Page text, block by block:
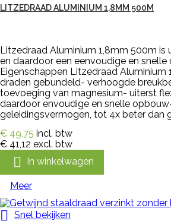
LITZEDRAAD ALUMINIUM 1,8MM 500M
Litzedraad Aluminium 1,8mm 500m is
en daardoor een eenvoudige en snelle
Eigenschappen Litzedraad Aluminium
draden gebundeld- verhoogde
toevoeging van magnesium- uiterst
daardoor envoudige en snelle
geleidingsvermogen, tot 4x beter dan
€ 49,75 incl. btw
€ 41,12 excl. btw
 In winkelwagen
Meer
 Snel bekijken